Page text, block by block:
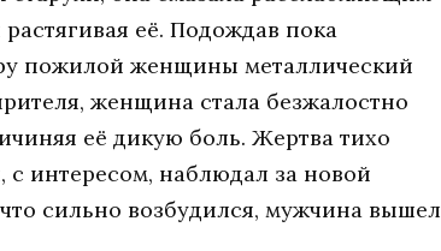
её. Подождав пока
пожилой женщины металлический
женщина стала безжалостно
её дикую боль. Жертва тихо
с интересом, наблюдал за новой
сильно возбудился, мужчина вышел